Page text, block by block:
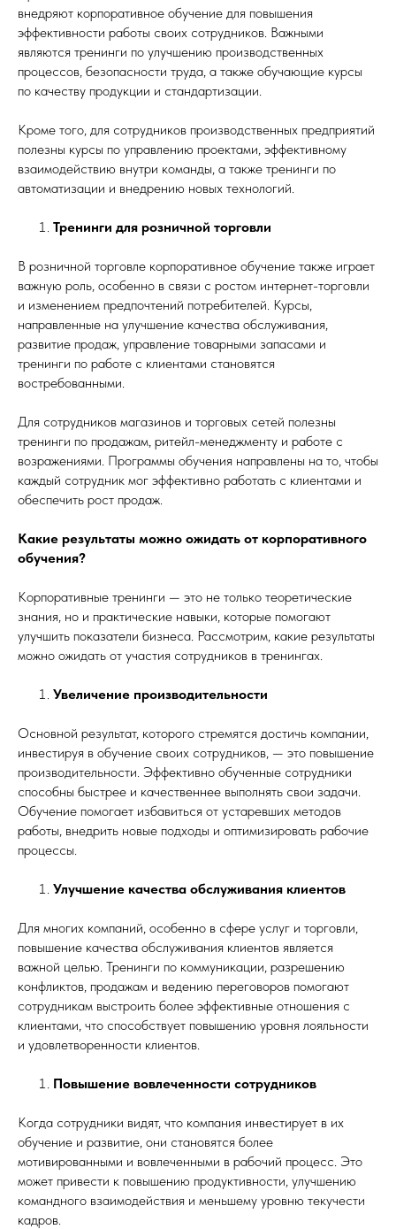
внедряют корпоративное обучение для повышения
эффективности работы своих сотрудников. Важными
являются тренинги по улучшению производственных
процессов, безопасности труда, а также обучающие курсы
по качеству продукции и стандартизации.
Кроме того, для сотрудников производственных предприятий
полезны курсы по управлению проектами, эффективному
взаимодействию внутри команды, а также тренинги по
автоматизации и внедрению новых технологий.
Тренинги для розничной торговли
В розничной торговле корпоративное обучение также играет
важную роль, особенно в связи с ростом интернет-торговли
и изменением предпочтений потребителей. Курсы,
направленные на улучшение качества обслуживания,
развитие продаж, управление товарными запасами и
тренинги по работе с клиентами становятся
востребованными.
Для сотрудников магазинов и торговых сетей полезны
тренинги по продажам, ритейл-менеджменту и работе с
возражениями. Программы обучения направлены на то, чтобы
каждый сотрудник мог эффективно работать с клиентами и
обеспечить рост продаж.
Какие результаты можно ожидать от корпоративного
обучения?
Корпоративные тренинги — это не только теоретические
знания, но и практические навыки, которые помогают
улучшить показатели бизнеса. Рассмотрим, какие результаты
можно ожидать от участия сотрудников в тренингах.
Увеличение производительности
Основной результат, которого стремятся достичь компании,
инвестируя в обучение своих сотрудников, — это повышение
производительности. Эффективно обученные сотрудники
способны быстрее и качественнее выполнять свои задачи.
Обучение помогает избавиться от устаревших методов
работы, внедрить новые подходы и оптимизировать рабочие
процессы.
Улучшение качества обслуживания клиентов
Для многих компаний, особенно в сфере услуг и торговли,
повышение качества обслуживания клиентов является
важной целью. Тренинги по коммуникации, разрешению
конфликтов, продажам и ведению переговоров помогают
сотрудникам выстроить более эффективные отношения с
клиентами, что способствует повышению уровня лояльности
и удовлетворенности клиентов.
Повышение вовлеченности сотрудников
Когда сотрудники видят, что компания инвестирует в их
обучение и развитие, они становятся более
мотивированными и вовлеченными в рабочий процесс. Это
может привести к повышению продуктивности, улучшению
командного взаимодействия и меньшему уровню текучести
кадров.